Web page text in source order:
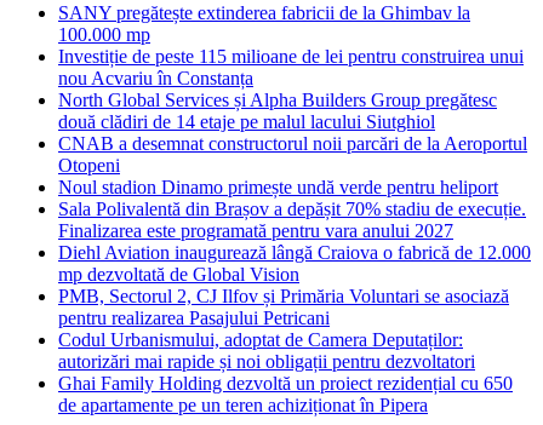
SANY pregătește extinderea fabricii de la Ghimbav la
100.000 mp
Investiție de peste 115 milioane de lei pentru construirea unui
nou Acvariu în Constanța
North Global Services și Alpha Builders Group pregătesc
două clădiri de 14 etaje pe malul lacului Siutghiol
CNAB a desemnat constructorul noii parcări de la Aeroportul
Otopeni
Noul stadion Dinamo primește undă verde pentru heliport
Sala Polivalentă din Brașov a depășit 70% stadiu de execuție.
Finalizarea este programată pentru vara anului 2027
Diehl Aviation inaugurează lângă Craiova o fabrică de 12.000
mp dezvoltată de Global Vision
PMB, Sectorul 2, CJ Ilfov și Primăria Voluntari se asociază
pentru realizarea Pasajului Petricani
Codul Urbanismului, adoptat de Camera Deputaților:
autorizări mai rapide și noi obligații pentru dezvoltatori
Ghai Family Holding dezvoltă un proiect rezidențial cu 650
de apartamente pe un teren achiziționat în Pipera